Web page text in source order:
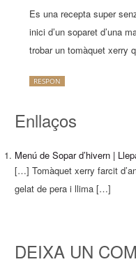
Es una recepta super
inici d’un soparet d’una
trobar un tomàquet xerry
RESPON
Enllaços
Menú de Sopar d’hivern |
[…] Tomàquet xerry farcit
gelat de pera i llima […]
DEIXA UN